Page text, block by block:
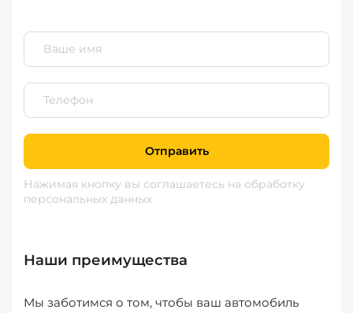
Отправить
Нажимая кнопку вы соглашаетесь на обработку
персональных данных
Наши преимущества
Мы заботимся о том, чтобы ваш автомобиль